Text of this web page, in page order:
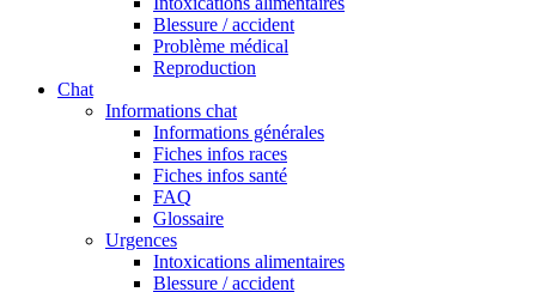
Blessure / accident
Problème médical
Reproduction
Chat
Informations chat
Informations générales
Fiches infos races
Fiches infos santé
FAQ
Glossaire
Urgences
Intoxications alimentaires
Blessure / accident